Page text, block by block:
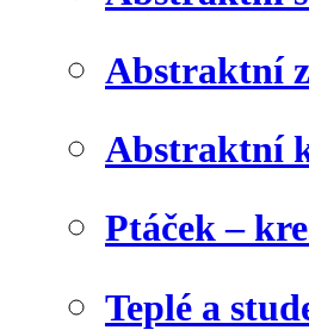
Abstraktní
Abstraktní
Ptáček –
Teplé a